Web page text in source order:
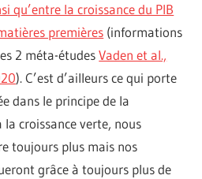
qu’entre la croissance du PIB
premières (informations
2 méta-étudesVaden et al.,
). C’est d’ailleurs ce qui porte
dans le principe de la
la croissance verte, nous
toujours plus mais nos
grâce à toujours plus de